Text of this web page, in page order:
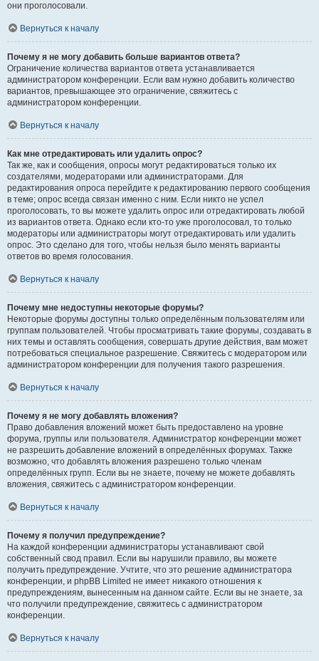
они проголосовали.
Вернуться к началу
Почему я не могу добавить больше вариантов ответа?
Ограничение количества вариантов ответа устанавливается
администратором конференции. Если вам нужно добавить количество
вариантов, превышающее это ограничение, свяжитесь с
администратором конференции.
Вернуться к началу
Как мне отредактировать или удалить опрос?
Так же, как и сообщения, опросы могут редактироваться только их
создателями, модераторами или администраторами. Для
редактирования опроса перейдите к редактированию первого сообщения
в теме; опрос всегда связан именно с ним. Если никто не успел
проголосовать, то вы можете удалить опрос или отредактировать любой
из вариантов ответа. Однако если кто-то уже проголосовал, то только
модераторы или администраторы могут отредактировать или удалить
опрос. Это сделано для того, чтобы нельзя было менять варианты
ответов во время голосования.
Вернуться к началу
Почему мне недоступны некоторые форумы?
Некоторые форумы доступны только определённым пользователям или
группам пользователей. Чтобы просматривать такие форумы, создавать в
них темы и оставлять сообщения, совершать другие действия, вам может
потребоваться специальное разрешение. Свяжитесь с модератором или
администратором конференции для получения такого разрешения.
Вернуться к началу
Почему я не могу добавлять вложения?
Право добавления вложений может быть предоставлено на уровне
форума, группы или пользователя. Администратор конференции может
не разрешить добавление вложений в определённых форумах. Также
возможно, что добавлять вложения разрешено только членам
определённых групп. Если вы не знаете, почему не можете добавлять
вложения, свяжитесь с администратором конференции.
Вернуться к началу
Почему я получил предупреждение?
На каждой конференции администраторы устанавливают свой
собственный свод правил. Если вы нарушили правило, вы можете
получить предупреждение. Учтите, что это решение администратора
конференции, и phpBB Limited не имеет никакого отношения к
предупреждениям, вынесенным на данном сайте. Если вы не знаете, за
что получили предупреждение, свяжитесь с администратором
конференции.
Вернуться к началу